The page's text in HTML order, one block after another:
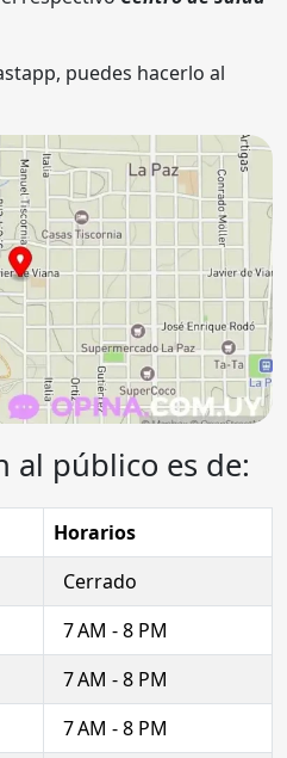
puedes hacerlo al
al público es de:
Horarios
Cerrado
7 AM - 8 PM
7 AM - 8 PM
7 AM - 8 PM